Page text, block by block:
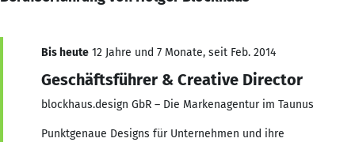
Bis heute 12 Jahre und 7 Monate, seit Feb. 2014
Geschäftsführer & Creative Director
blockhaus.design GbR – Die Markenagentur im Taunus
Punktgenaue Designs für Unternehmen und ihre